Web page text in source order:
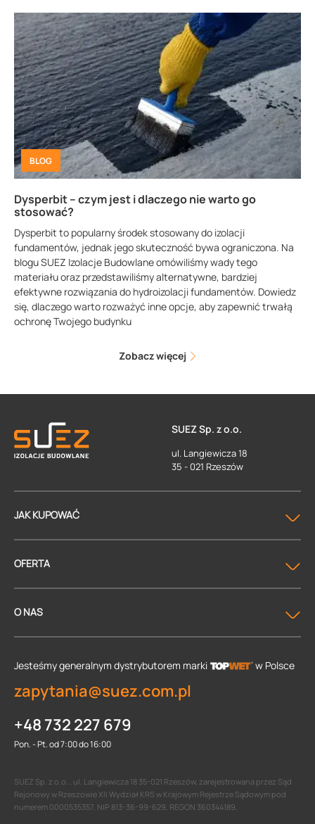
BLOG
Dysperbit – czym jest i dlaczego nie warto go
stosować?
Dysperbit to popularny środek stosowany do izolacji
fundamentów, jednak jego skuteczność bywa ograniczona. Na
blogu SUEZ Izolacje Budowlane omówiliśmy wady tego
materiału oraz przedstawiliśmy alternatywne, bardziej
efektywne rozwiązania do hydroizolacji fundamentów. Dowiedz
się, dlaczego warto rozważyć inne opcje, aby zapewnić trwałą
ochronę Twojego budynku
Zobacz więcej
SUEZ Sp. z o.o.
ul. Langiewicza 18
35 - 021 Rzeszów
JAK KUPOWAĆ
OFERTA
O NAS
Jesteśmy generalnym dystrybutorem marki w Polsce
zapytania@suez.com.pl
+48 732 227 679
Pon. - Pt. od 7:00 do 16:00
SUEZ Sp. z o.o. , ul. Langiewicza 18 35-021 Rzeszów, zarejestrowana przez Sąd
Rejonowy w Rzeszowie XII Wydział KRS w Krajowym Rejestrze Sądowym pod
numerem 0000535357, NIP 813-36-99-629, REGON 360344189.